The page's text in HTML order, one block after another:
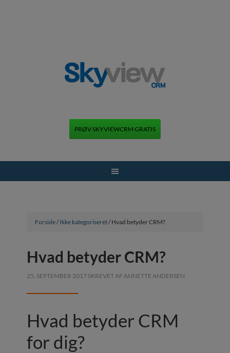
PRØV SKYVIEWCRM GRATIS
Forside/Ikke kategoriseret/ Hvad betyder CRM?
Hvad betyder CRM?
25. SEPTEMBER 2017 SKREVET AFANNETTE ANDERSEN
Hvad betyder CRM
for dig?